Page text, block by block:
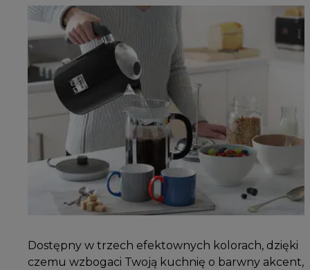
Dostępny w trzech efektownych kolorach, dzięki
czemu wzbogaci Twoją kuchnię o barwny akcent,